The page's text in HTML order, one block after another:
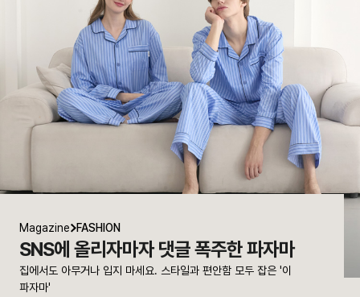
Magazine FASHION
SNS에 올리자마자 댓글 폭주한 파자마
집에서도 아무거나 입지 마세요. 스타일과 편안함 모두 잡은 '이
파자마'